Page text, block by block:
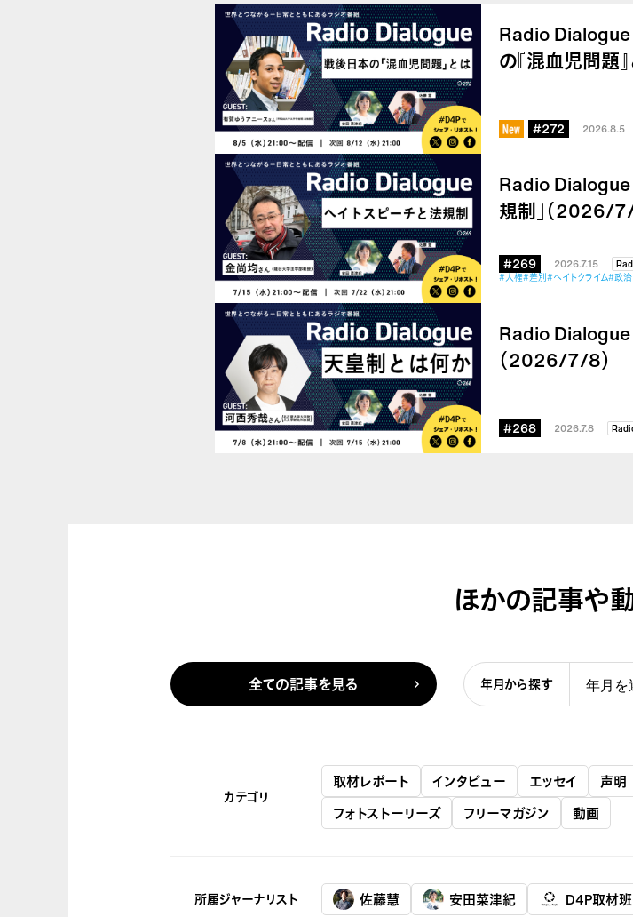
Radio Dialogue
の『混血児問題
#272 2026.8.5
Radio Dialogue
規制」（2026/7/
#269 2026.7.15
#人権#差別#ヘイトクライム#政治
Radio Dialogue
（2026/7/8）
#268 2026.7.8
ほかの記事や
全ての記事を見る 年月から探す
カテゴリ
取材レポート インタビュー エッセイ 声明
フォトストーリーズ
フリーマガジン 動画
所属ジャーナリスト 佐藤慧 安田菜津紀 D4P取材班